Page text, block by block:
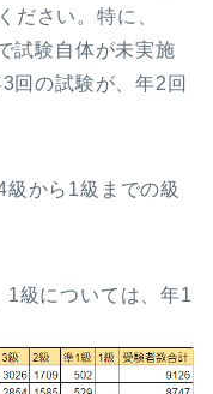
ださい。特に、
試験自体が未実施
回の試験が、年2回
級から1級までの級
1級については、年1